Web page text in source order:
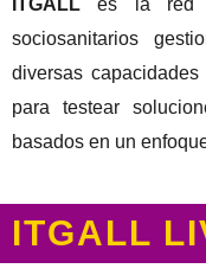
ITGALL es la red
sociosanitarios
diversas
para testear
basados en un
ITGALL